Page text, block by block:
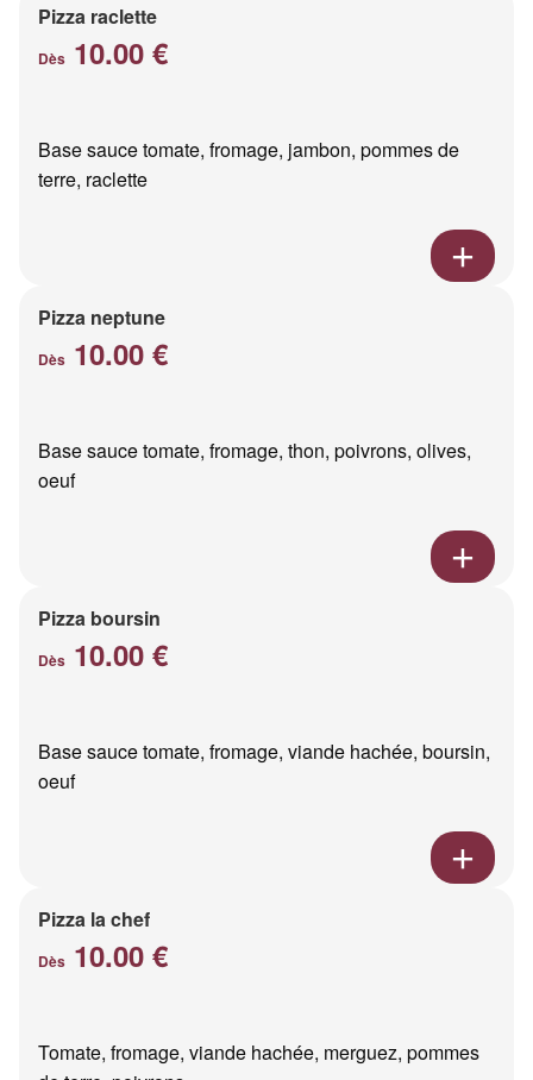
Pizza raclette
Dès 10.00 €
Base sauce tomate, fromage, jambon, pommes de
terre, raclette
Pizza neptune
Dès 10.00 €
Base sauce tomate, fromage, thon, poivrons, olives,
oeuf
Pizza boursin
Dès 10.00 €
Base sauce tomate, fromage, viande hachée, boursin,
oeuf
Pizza la chef
Dès 10.00 €
Tomate, fromage, viande hachée, merguez, pommes